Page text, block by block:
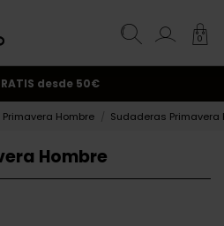
0
desde 50€
un 10% de descuento!.
Primavera Hombre Sudaderas Primavera
Hombre